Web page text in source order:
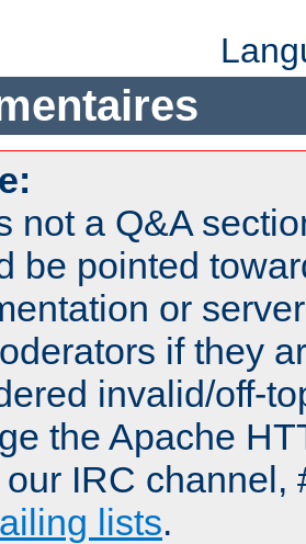
not a Q&A
be pointed
or
if they
invalid/off-
the Apache
IRC channel,
lists.